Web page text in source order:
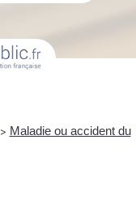
> Maladie ou accident du